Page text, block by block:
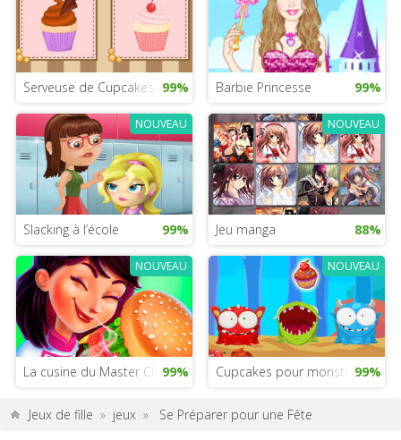
Serveuse de Cupcakes 99% Barbie Princesse 99%
NOUVEAU
Slacking à l’école 99%
NOUVEAU
Jeu manga 88%
NOUVEAU
La cusine du Master Chef Mexicain
99%
NOUVEAU
Cupcakes pour monstres99%
Jeux de fille » jeux » Se Préparer pour une Fête